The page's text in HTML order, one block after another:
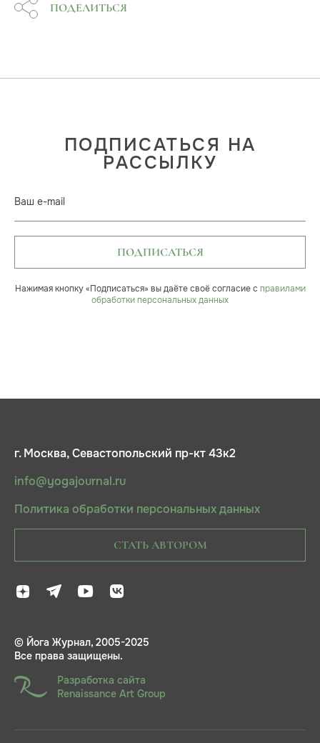
ПОДЕЛИТЬСЯ
ПОДПИСАТЬСЯ НА
РАССЫЛКУ
Ваш e-mail
ПОДПИСАТЬСЯ
Нажимая кнопку «Подписаться» вы даёте своё согласие с правилами
обработки персональных данных
г. Москва, Севастопольский пр-кт 43к2
info@yogajournal.ru
Политика обработки персональных данных
СТАТЬ АВТОРОМ
© Йога Журнал, 2005-2025
Все права защищены.
Разработка сайта
Renaissance Art Group